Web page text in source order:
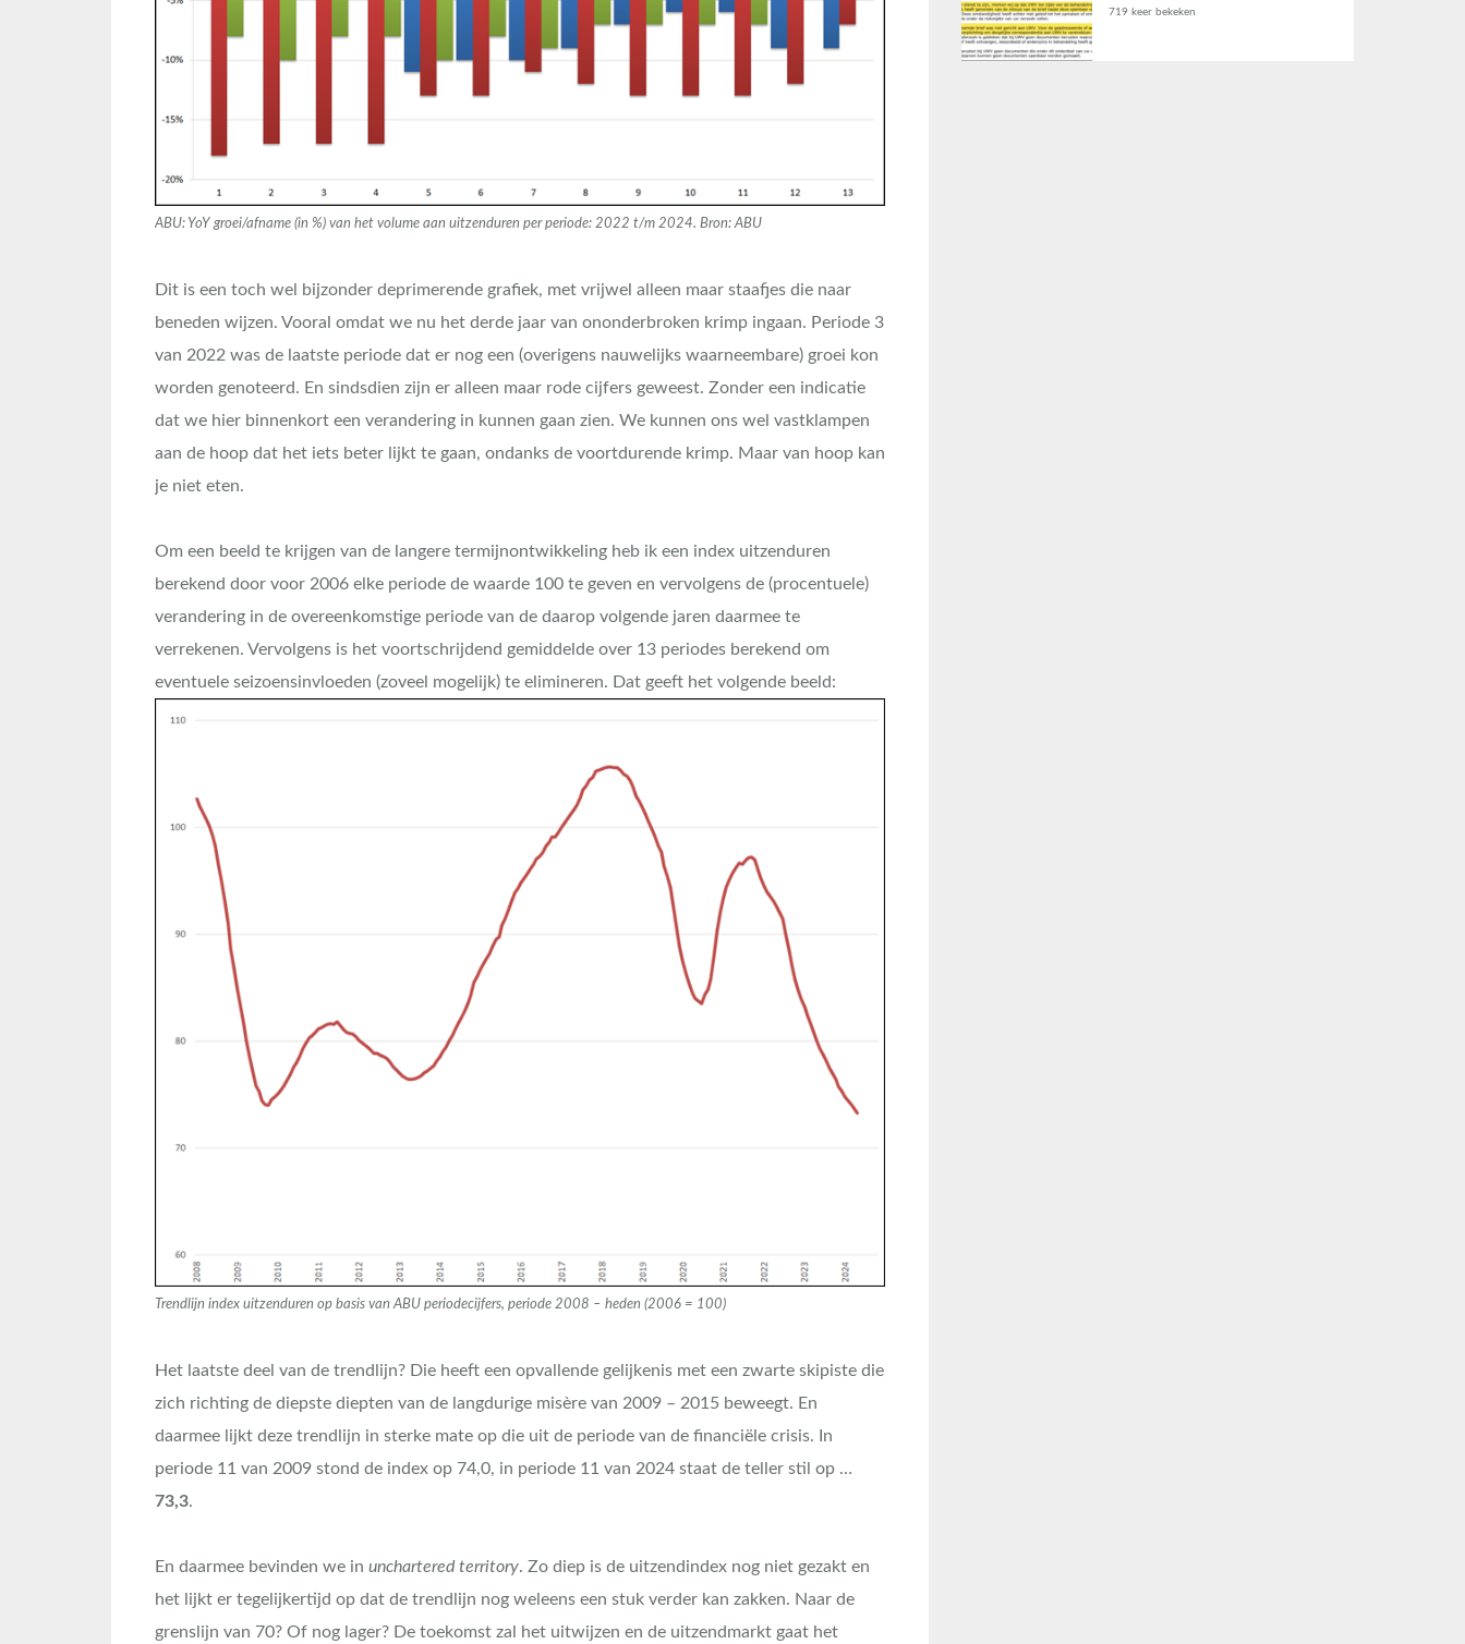
ABU: YoY groei/afname (in %) van het volume aan uitzenduren per periode: 2022 t/m 2024. Bron: ABU
Dit is een toch wel bijzonder deprimerende grafiek, met vrijwel alleen maar staafjes die naar
beneden wijzen. Vooral omdat we nu het derde jaar van ononderbroken krimp ingaan. Periode 3
van 2022 was de laatste periode dat er nog een (overigens nauwelijks waarneembare) groei kon
worden genoteerd. En sindsdien zijn er alleen maar rode cijfers geweest. Zonder een indicatie
dat we hier binnenkort een verandering in kunnen gaan zien. We kunnen ons wel vastklampen
aan de hoop dat het iets beter lijkt te gaan, ondanks de voortdurende krimp. Maar van hoop kan
je niet eten.
Om een beeld te krijgen van de langere termijnontwikkeling heb ik een index uitzenduren
berekend door voor 2006 elke periode de waarde 100 te geven en vervolgens de (procentuele)
verandering in de overeenkomstige periode van de daarop volgende jaren daarmee te
verrekenen. Vervolgens is het voortschrijdend gemiddelde over 13 periodes berekend om
eventuele seizoensinvloeden (zoveel mogelijk) te elimineren. Dat geeft het volgende beeld:
Trendlijn index uitzenduren op basis van ABU periodecijfers, periode 2008 – heden (2006 = 100)
Het laatste deel van de trendlijn? Die heeft een opvallende gelijkenis met een zwarte skipiste die
zich richting de diepste diepten van de langdurige misère van 2009 – 2015 beweegt. En
daarmee lijkt deze trendlijn in sterke mate op die uit de periode van de financiële crisis. In
periode 11 van 2009 stond de index op 74,0, in periode 11 van 2024 staat de teller stil op …
73,3.
En daarmee bevinden we in unchartered territory. Zo diep is de uitzendindex nog niet gezakt en
het lijkt er tegelijkertijd op dat de trendlijn nog weleens een stuk verder kan zakken. Naar de
grenslijn van 70? Of nog lager? De toekomst zal het uitwijzen en de uitzendmarkt gaat het
719 keer bekeken